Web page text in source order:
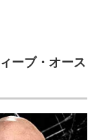
ーブ・オース